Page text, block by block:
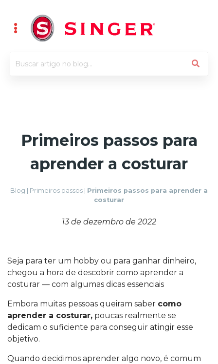
Primeiros passos para
aprender a costurar
Blog Primeiros passos
Primeiros passos para aprender a
costurar
13 de dezembro de 2022
Seja para ter um hobby ou para ganhar dinheiro,
chegou a hora de descobrir como aprender a
costurar — com algumas dicas essenciais
Embora muitas pessoas queiram saber como
aprender a costurar, poucas realmente se
dedicam o suficiente para conseguir atingir esse
objetivo.
Quando decidimos aprender algo novo, é comum